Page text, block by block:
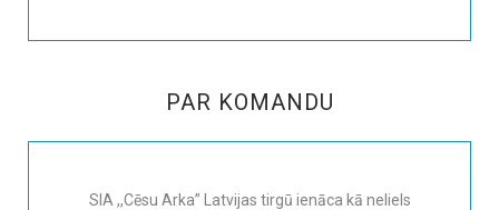
PAR KOMANDU
SIA ,,Cēsu Arka” Latvijas tirgū ienāca kā neliels